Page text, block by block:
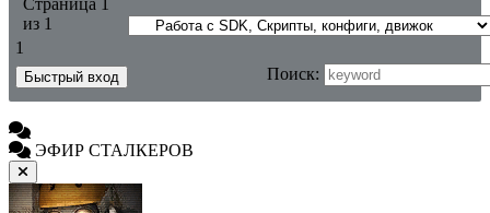
Страница 1
из 1
1
Поиск:
ЭФИР СТАЛКЕРОВ